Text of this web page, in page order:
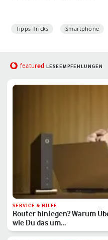
Tipps-Tricks Smartphone
featured LESEEMPFEHLUNGEN
SERVICE & HILFE
Router hinlegen? Warum
wie Du das um…